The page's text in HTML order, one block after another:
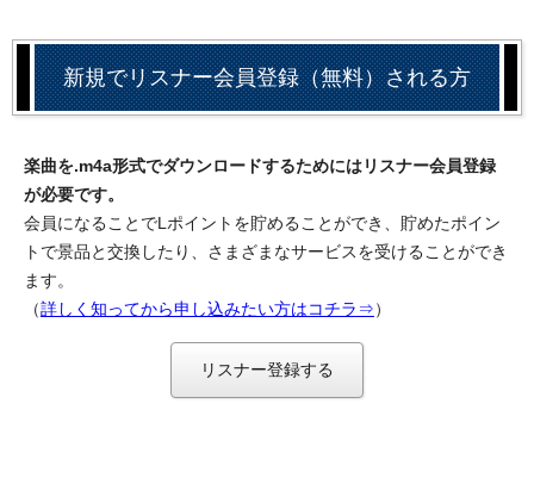
新規でリスナー会員登録（無料）される方
楽曲を.m4a形式でダウンロードするためにはリスナー会員登録
が必要です。
会員になることでLポイントを貯めることができ、貯めたポイン
トで景品と交換したり、さまざまなサービスを受けることができ
ます。
（詳しく知ってから申し込みたい方はコチラ⇒）
リスナー登録する